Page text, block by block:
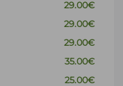
29.00€
29.00€
29.00€
35.00€
25.00€